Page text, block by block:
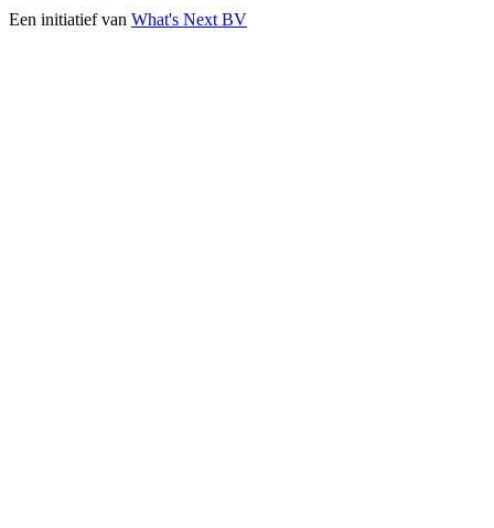
Een initiatief van What's Next BV